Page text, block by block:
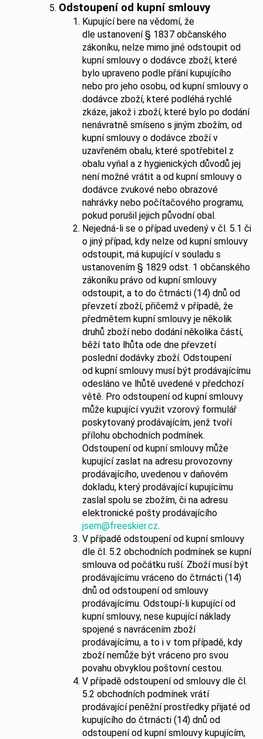
Odstoupení od kupní smlouvy
Kupující bere na vědomí, že
dle ustanovení § 1837 občanského
zákoníku, nelze mimo jiné odstoupit od
kupní smlouvy o dodávce zboží, které
bylo upraveno podle přání kupujícího
nebo pro jeho osobu, od kupní smlouvy o
dodávce zboží, které podléhá rychlé
zkáze, jakož i zboží, které bylo po dodání
nenávratně smíseno s jiným zbožím, od
kupní smlouvy o dodávce zboží v
uzavřeném obalu, které spotřebitel z
obalu vyňal a z hygienických důvodů jej
není možné vrátit a od kupní smlouvy o
dodávce zvukové nebo obrazové
nahrávky nebo počítačového programu,
pokud porušil jejich původní obal.
Nejedná-li se o případ uvedený v čl. 5.1 či
o jiný případ, kdy nelze od kupní smlouvy
odstoupit, má kupující v souladu s
ustanovením § 1829 odst. 1 občanského
zákoníku právo od kupní smlouvy
odstoupit, a to do čtrnácti (14) dnů od
převzetí zboží, přičemž v případě, že
předmětem kupní smlouvy je několik
druhů zboží nebo dodání několika částí,
běží tato lhůta ode dne převzetí
poslední dodávky zboží. Odstoupení
od kupní smlouvy musí být prodávajícímu
odesláno ve lhůtě uvedené v předchozí
větě. Pro odstoupení od kupní smlouvy
může kupující využit vzorový formulář
poskytovaný prodávajícím, jenž tvoří
přílohu obchodních podmínek.
Odstoupení od kupní smlouvy může
kupující zaslat na adresu provozovny
prodávajícího, uvedenou v daňovém
dokladu, který prodávající kupujícímu
zaslal spolu se zbožím, či na adresu
elektronické pošty prodávajícího
jsem@freeskier.cz.
V případě odstoupení od kupní smlouvy
dle čl. 5.2 obchodních podmínek se kupní
smlouva od počátku ruší. Zboží musí být
prodávajícímu vráceno do čtrnácti (14)
dnů od odstoupení od smlouvy
prodávajícímu. Odstoupí-li kupující od
kupní smlouvy, nese kupující náklady
spojené s navrácením zboží
prodávajícímu, a to i v tom případě, kdy
zboží nemůže být vráceno pro svou
povahu obvyklou poštovní cestou.
V případě odstoupení od smlouvy dle čl.
5.2 obchodních podmínek vrátí
prodávající peněžní prostředky přijaté od
kupujícího do čtrnácti (14) dnů od
odstoupení od kupní smlouvy kupujícím,